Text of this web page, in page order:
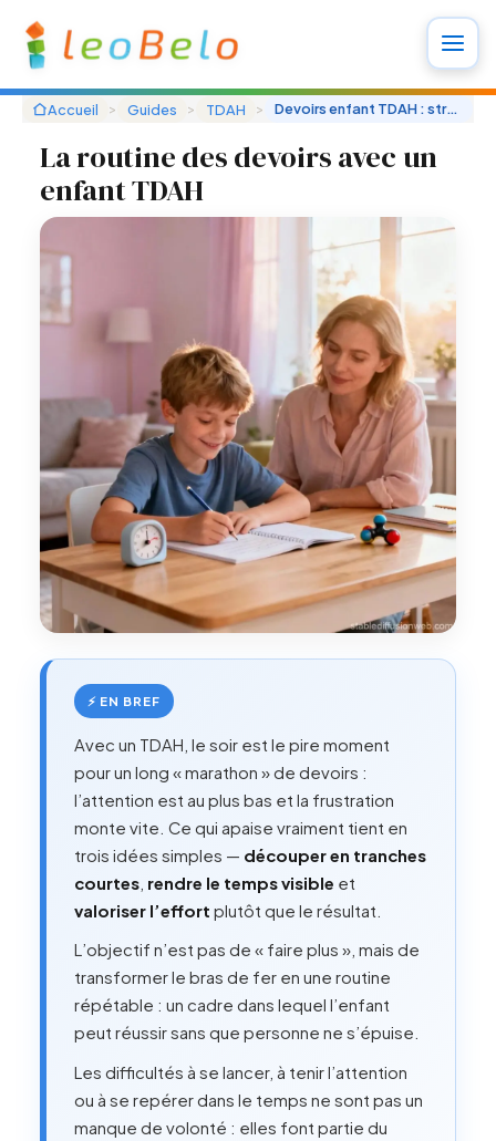
contenu
Accueil > Guides > TDAH > Devoirs enfant TDAH : structurer le temps du soir
La routine des devoirs avec un
enfant TDAH
⚡ EN BREF
Avec un TDAH, le soir est le pire moment
pour un long « marathon » de devoirs :
l’attention est au plus bas et la frustration
monte vite. Ce qui apaise vraiment tient en
trois idées simples — découper en tranches
courtes, rendre le temps visible et
valoriser l’effort plutôt que le résultat.
L’objectif n’est pas de « faire plus », mais de
transformer le bras de fer en une routine
répétable : un cadre dans lequel l’enfant
peut réussir sans que personne ne s’épuise.
Les difficultés à se lancer, à tenir l’attention
ou à se repérer dans le temps ne sont pas un
manque de volonté : elles font partie du